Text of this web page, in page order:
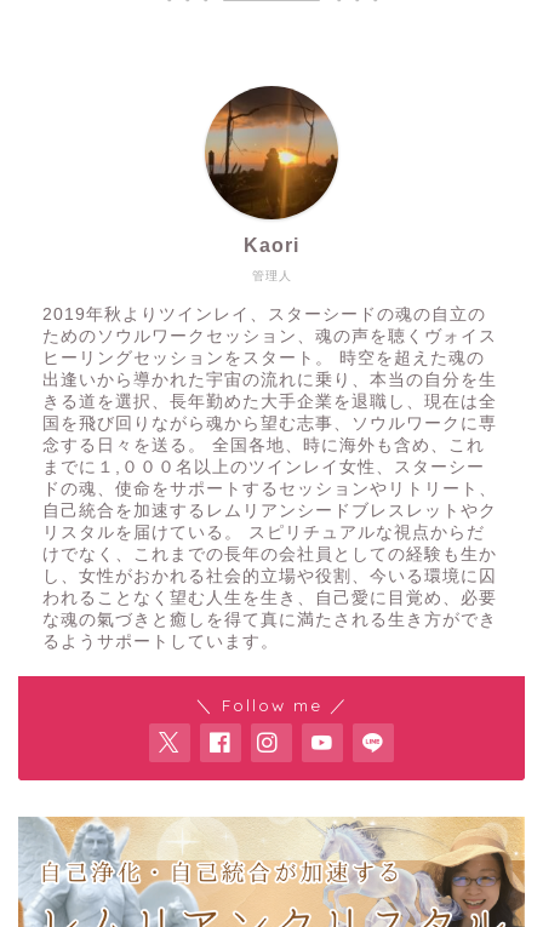
管理人
Kaori
2019年秋よりツインレイ、スターシードの魂の自立の
ためのソウルワークセッション、魂の声を聴くヴォイス
ヒーリングセッションをスタート。 時空を超えた魂の
出逢いから導かれた宇宙の流れに乗り、本当の自分を生
きる道を選択、長年勤めた大手企業を退職し、現在は全
国を飛び回りながら魂から望む志事、ソウルワークに専
念する日々を送る。 全国各地、時に海外も含め、これ
までに１,０００名以上のツインレイ女性、スターシー
ドの魂、使命をサポートするセッションやリトリート、
自己統合を加速するレムリアンシードブレスレットやク
リスタルを届けている。 スピリチュアルな視点からだ
けでなく、これまでの長年の会社員としての経験も生か
し、女性がおかれる社会的立場や役割、今いる環境に囚
われることなく望む人生を生き、自己愛に目覚め、必要
な魂の氣づきと癒しを得て真に満たされる生き方ができ
るようサポートしています。
＼ Follow me ／